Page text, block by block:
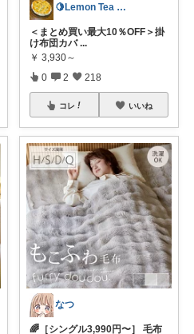
🍋Lemon Tea インテリア☕️
＜まとめ買い最大10％OFF＞掛
け布団カバ ...
￥ 3,930～
0 2 218
コレ いいね
なつ
🌈［シングル3,990円〜］ 毛布